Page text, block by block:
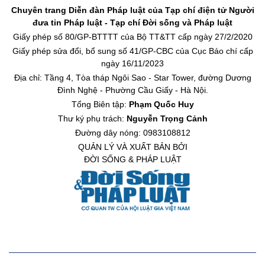
Chuyên trang Diễn đàn Pháp luật của Tạp chí điện tử Người
đưa tin Pháp luật - Tạp chí Đời sống và Pháp luật
Giấy phép số 80/GP-BTTTT của Bộ TT&TT cấp ngày 27/2/2020
Giấy phép sửa đổi, bổ sung số 41/GP-CBC của Cục Báo chí cấp
ngày 16/11/2023
Địa chỉ: Tầng 4, Tòa tháp Ngôi Sao - Star Tower, đường Dương
Đình Nghệ - Phường Cầu Giấy - Hà Nội.
Tổng Biên tập: Phạm Quốc Huy
Thư ký phụ trách: Nguyễn Trọng Cảnh
Đường dây nóng: 0983108812
QUẢN LÝ VÀ XUẤT BẢN BỞI
ĐỜI SỐNG & PHÁP LUẬT